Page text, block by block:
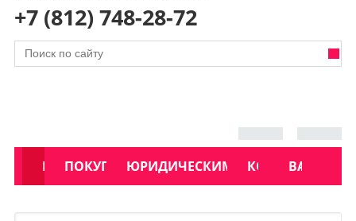
+7 (812) 748-28-72
АКЦИИ
КАТАЛОГ
ПОКУПАТЕЛЯМЮРИДИЧЕСКИМ ЛИЦАМКОНТАКТЫ
УСЛУГИ